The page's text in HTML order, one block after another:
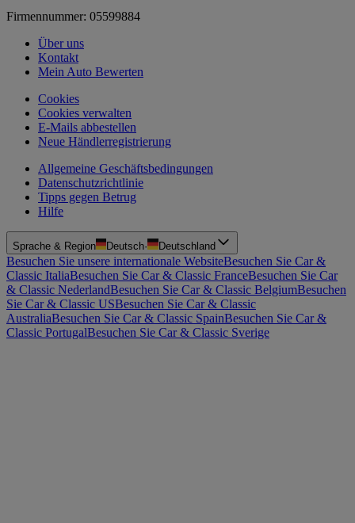
Firmennummer: 05599884
Über uns
Kontakt
Mein Auto Bewerten
Cookies
Cookies verwalten
E-Mails abbestellen
Neue Händlerregistrierung
Allgemeine Geschäftsbedingungen
Datenschutzrichtlinie
Tipps gegen Betrug
Hilfe
Sprache & Region Deutsch· Deutschland
Besuchen Sie unsere internationale WebsiteBesuchen Sie Car &
Classic ItaliaBesuchen Sie Car & Classic FranceBesuchen Sie Car
& Classic NederlandBesuchen Sie Car & Classic BelgiumBesuchen
Sie Car & Classic USBesuchen Sie Car & Classic
AustraliaBesuchen Sie Car & Classic SpainBesuchen Sie Car &
Classic PortugalBesuchen Sie Car & Classic Sverige